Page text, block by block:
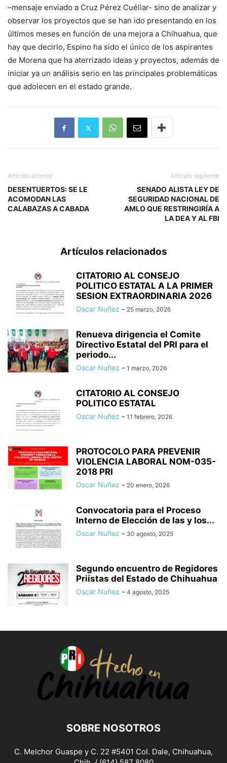
–mensaje enviado a Cruz Pérez Cuéllar- sino de analizar y
observar los proyectos que se han ido presentando en los
últimos meses en función de una mejora a Chihuahua, que
hay que decirlo, Espino ha sido el único de los aspirantes
de Morena que ha aterrizado ideas y proyectos, además de
iniciar ya un análisis serio en las principales problemáticas
que adolecen en el estado grande.
Artículo anterior
DESENTUERTOS: SE LE
ACOMODAN LAS
CALABAZAS A CABADA
Artículo siguiente
SENADO ALISTA LEY DE
SEGURIDAD NACIONAL DE
AMLO QUE RESTRINGIRÍA A
LA DEA Y AL FBI
Artículos relacionados
CITATORIO AL CONSEJO
POLITICO ESTATAL A LA PRIMER
SESION EXTRAORDINARIA 2026
Oscar Nuñez - 25 marzo, 2026
Renueva dirigencia el Comite
Directivo Estatal del PRI para el
periodo...
Oscar Nuñez - 1 marzo, 2026
CITATORIO AL CONSEJO
POLITICO ESTATAL
Oscar Nuñez - 11 febrero, 2026
PROTOCOLO PARA PREVENIR
VIOLENCIA LABORAL NOM-035-
2018 PRI
Oscar Nuñez - 20 enero, 2026
Convocatoria para el Proceso
Interno de Elección de las y los...
Oscar Nuñez - 30 agosto, 2025
Segundo encuentro de Regidores
Priístas del Estado de Chihuahua
Oscar Nuñez - 4 agosto, 2025
SOBRE NOSOTROS
C. Melchor Guaspe y C. 22 #5401 Col. Dale, Chihuahua,